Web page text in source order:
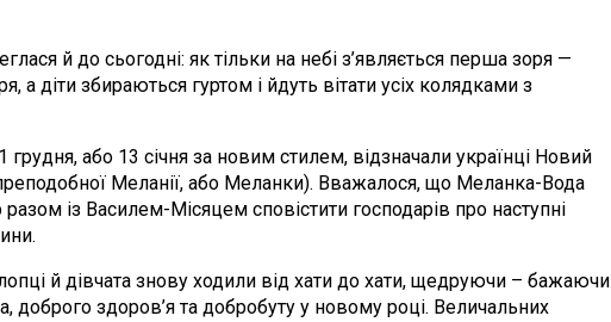
й до сьогодні: як тільки на небі з’являється перша зоря —
а діти збираються гуртом і йдуть вітати усіх колядками з
або 13 січня за новим стилем, відзначали українці Новий
Меланії, або Меланки). Вважалося, що Меланка-Вода
із Василем-Місяцем сповістити господарів про наступні
й дівчата знову ходили від хати до хати, щедруючи – бажаючи
доброго здоров’я та добробуту у новому році. Величальних